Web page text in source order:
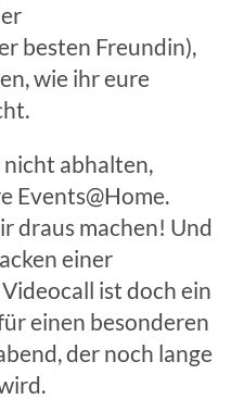
besten Freundin),
wie ihr eure
nicht abhalten,
Events@Home.
draus machen! Und
einer
ist doch ein
einen besonderen
der noch lange